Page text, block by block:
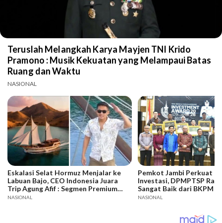
Teruslah Melangkah Karya Mayjen TNI Krido
Pramono : Musik Kekuatan yang Melampaui Batas
Ruang dan Waktu
NASIONAL
Eskalasi Selat Hormuz Menjalar ke
Labuan Bajo, CEO Indonesia Juara
Trip Agung Afif : Segmen Premium
Bertahan, Adaptasi Jadi Kunci
NASIONAL
Pemkot Jambi Perkuat
Investasi, DPMPTSP
Sangat Baik dari BKPM
NASIONAL